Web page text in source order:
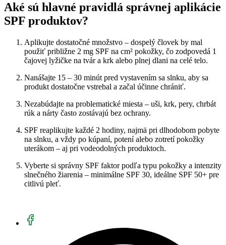
Aké sú hlavné pravidlá správnej aplikácie
SPF produktov?
Aplikujte dostatočné množstvo – dospelý človek by mal
použiť približne 2 mg SPF na cm² pokožky, čo zodpovedá 1
čajovej lyžičke na tvár a krk alebo plnej dlani na celé telo.
Nanášajte 15 – 30 minút pred vystavením sa slnku, aby sa
produkt dostatočne vstrebal a začal účinne chrániť.
Nezabúdajte na problematické miesta – uši, krk, pery, chrbát
rúk a nárty často zostávajú bez ochrany.
SPF reaplikujte každé 2 hodiny, najmä pri dlhodobom pobyte
na slnku, a vždy po kúpaní, potení alebo zotretí pokožky
uterákom – aj pri vodeodolných produktoch.
Vyberte si správny SPF faktor podľa typu pokožky a intenzity
slnečného žiarenia – minimálne SPF 30, ideálne SPF 50+ pre
citlivú pleť.